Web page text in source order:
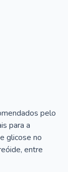
pelo
para a
glicose no
entre